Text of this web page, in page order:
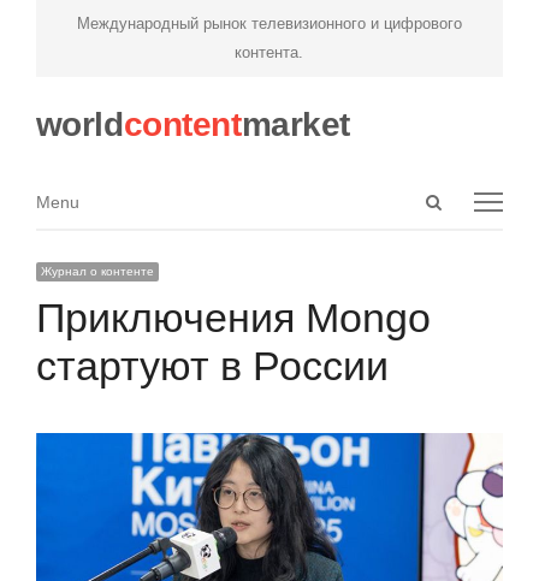
Международный рынок телевизионного и цифрового
контента.
worldcontentmarket
Open
Menu
Menu
Журнал о контенте
Приключения Mongo
стартуют в России